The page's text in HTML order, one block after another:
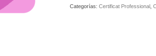
Categorías: Certificat Professional,